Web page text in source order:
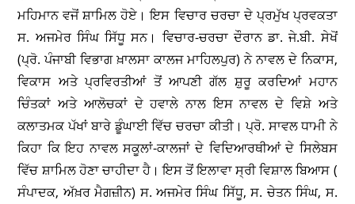
ਮਹਿਮਾਨ ਵਜੋਂ ਸ਼ਾਮਿਲ ਹੋਏ। ਇਸ ਵਿਚਾਰ ਚਰਚਾ ਦੇ ਪ੍ਰਮੁੱਖ ਪ੍ਰਵਕਤਾ
ਸ. ਅਜਮੇਰ ਸਿੰਘ ਸਿੱਧੂ ਸਨ। ਵਿਚਾਰ-ਚਰਚਾ ਦੌਰਾਨ ਡਾ. ਜੇ.ਬੀ. ਸੇਖੋਂ
(ਪ੍ਰੋ. ਪੰਜਾਬੀ ਵਿਭਾਗ ਖ਼ਾਲਸਾ ਕਾਲਜ ਮਾਹਿਲਪੁਰ) ਨੇ ਨਾਵਲ ਦੇ ਨਿਕਾਸ,
ਵਿਕਾਸ ਅਤੇ ਪ੍ਰਵਿਰਤੀਆਂ ਤੋਂ ਆਪਣੀ ਗੱਲ ਸ਼ੁਰੂ ਕਰਦਿਆਂ ਮਹਾਨ
ਚਿੰਤਕਾਂ ਅਤੇ ਆਲੋਚਕਾਂ ਦੇ ਹਵਾਲੇ ਨਾਲ ਇਸ ਨਾਵਲ ਦੇ ਵਿਸ਼ੇ ਅਤੇ
ਕਲਾਤਮਕ ਪੱਖਾਂ ਬਾਰੇ ਡੂੰਘਾਈ ਵਿੱਚ ਚਰਚਾ ਕੀਤੀ। ਪ੍ਰੋ. ਸਾਵਲ ਧਾਮੀ ਨੇ
ਕਿਹਾ ਕਿ ਇਹ ਨਾਵਲ ਸਕੂਲਾਂ-ਕਾਲਜਾਂ ਦੇ ਵਿਦਿਆਰਥੀਆਂ ਦੇ ਸਿਲੇਬਸ
ਵਿੱਚ ਸ਼ਾਮਿਲ ਹੋਣਾ ਚਾਹੀਦਾ ਹੈ। ਇਸ ਤੋਂ ਇਲਾਵਾ ਸ੍ਰੀ ਵਿਸ਼ਾਲ ਬਿਆਸ (
ਸੰਪਾਦਕ, ਅੱਖ਼ਰ ਮੈਗਜ਼ੀਨ) ਸ. ਅਜਮੇਰ ਸਿੰਘ ਸਿੱਧੂ, ਸ. ਚੇਤਨ ਸਿੰਘ, ਸ.